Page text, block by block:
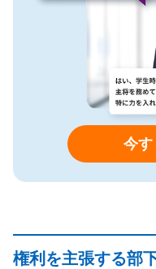
今す
権利を主張する部